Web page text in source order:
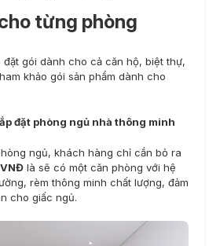
từng phòng
đặt gói dành cho cả căn hộ, biệt thự,
khảo gói sản phẩm dành cho
đặt phòng ngủ nhà thông minh
ngủ, khách hàng chỉ cần bỏ ra
là sẽ có một căn phòng với hệ
rèm thông minh chất lượng, đảm
cho giấc ngủ.